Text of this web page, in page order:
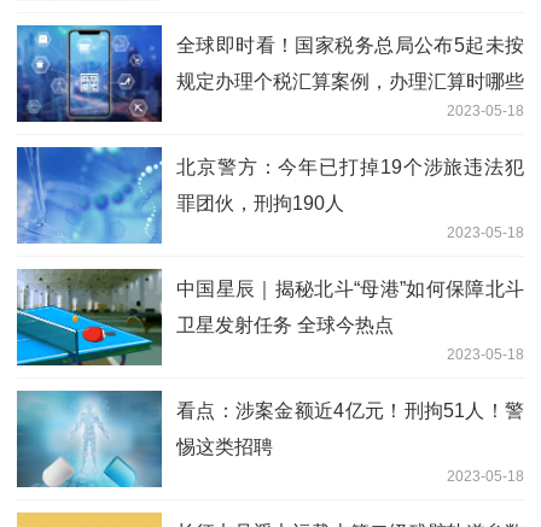
全球即时看！国家税务总局公布5起未按
规定办理个税汇算案例，办理汇算时哪些
2023-05-18
北京警方：今年已打掉19个涉旅违法犯
罪团伙，刑拘190人
2023-05-18
中国星辰｜揭秘北斗“母港”如何保障北斗
卫星发射任务 全球今热点
2023-05-18
看点：涉案金额近4亿元！刑拘51人！警
惕这类招聘
2023-05-18